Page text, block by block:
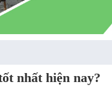
nhất hiện nay?